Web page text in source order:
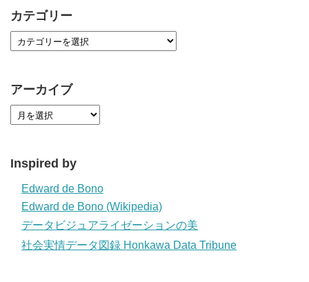
カテゴリー
アーカイブ
Inspired by
Edward de Bono
Edward de Bono (Wikipedia)
データビジュアライゼーションの美
社会実情データ図録 Honkawa Data Tribune